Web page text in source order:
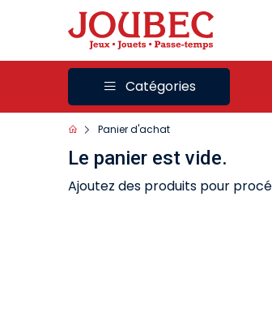
Catégories
Panier d'achat
Le panier est vide.
Ajoutez des produits pour